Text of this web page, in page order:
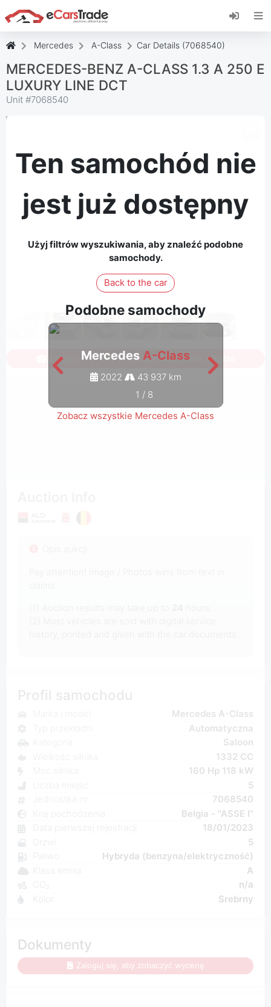
Zainstaluj aplikację internetową eCarsTrade,
dodaj ją do ekranu głównego i otrzymuj
Mercedes A-Class Car Details (7068540)
MERCEDES-BENZ A-CLASS 1.3 A 250 E
LUXURY LINE DCT
Unit #7068540
Ten samochód nie
jest już dostępny
Użyj filtrów wyszukiwania, aby znaleźć podobne
samochody.
Back to the car
Podobne samochody
Mercedes A-Class
2022 43 937 km
1 / 8
Zobacz wszystkie Mercedes A-Class
Zaloguj się, aby zobaczyć wszystkie zdjęcia
Mercedes A-Class
Automatyczna
Saloon
1332 CC
160 Hp 118 kW
5
7068540
Belgia - "ASSE I"
18/01/2023
5
Hybryda (benzyna/elektryczność)
A
n/a
Srebrny
Dokumenty
Zaloguj się, aby zobaczyć wycenę